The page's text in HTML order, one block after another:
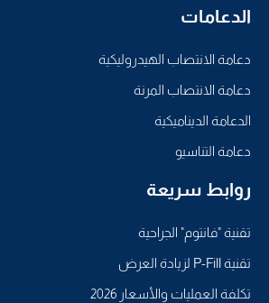
الدعامات
دعامة الانتصاب الهيدروليكية
دعامة الانتصاب المرنة
الدعامة الديناميكية
دعامة التناسيو
روابط سريعة
تقنية "فانتوم" الجراحية
تقنية P-Fill لزيادة العرض
تكلفة العمليات والأسعار 2026